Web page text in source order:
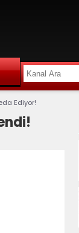
Ediyor!